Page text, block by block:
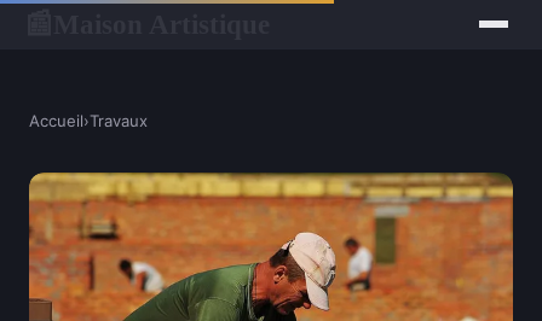
Accueil›Travaux